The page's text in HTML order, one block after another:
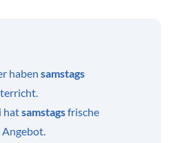
haben samstags
hatsamstagsfrische